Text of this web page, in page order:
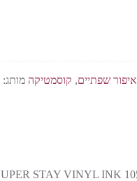
איפור שפתיים, קוסמטיקה מותג: